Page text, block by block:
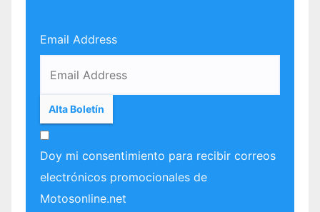
Email Address
Doy mi consentimiento para recibir correos
electrónicos promocionales de
Motosonline.net